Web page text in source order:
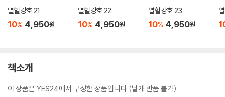
열혈강호 21
10% 4,950원
열혈강호 22
10% 4,950원
열혈강호 23
10% 4,950원
책소개
이 상품은 YES24에서 구성한 상품입니다.(낱개 반품 불가).